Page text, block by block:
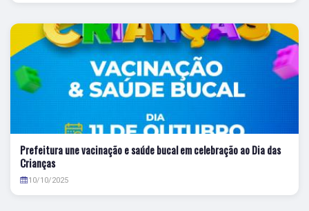
Prefeitura une vacinação e saúde bucal em celebração ao Dia das
Crianças
10/10/2025